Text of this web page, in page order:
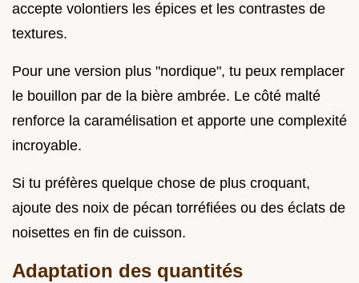
accepte volontiers les épices et les contrastes de
textures.
Pour une version plus "nordique", tu peux remplacer
le bouillon par de la bière ambrée. Le côté malté
renforce la caramélisation et apporte une complexité
incroyable.
Si tu préfères quelque chose de plus croquant,
ajoute des noix de pécan torréfiées ou des éclats de
noisettes en fin de cuisson.
Adaptation des quantités